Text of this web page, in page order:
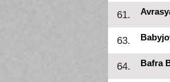
61.
63.
64. Bafra